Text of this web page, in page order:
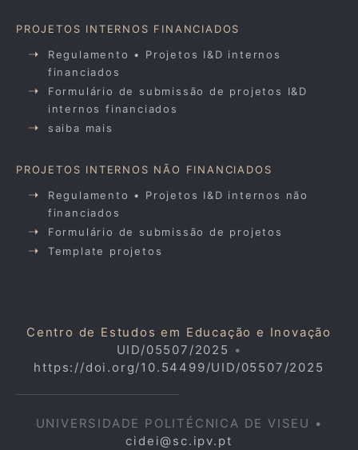
PROJETOS INTERNOS FINANCIADOS
Regulamento • Projetos I&D internos
financiados
Formulário de submissão de projetos I&D
internos financiados
saiba mais
PROJETOS INTERNOS NÃO FINANCIADOS
Regulamento • Projetos I&D internos não
financiados
Formulário de submissão de projetos
Template projetos
Centro de Estudos em Educação e Inovação
UID/05507/2025 •
https://doi.org/10.54499/UID/05507/2025
UNIVERSIDADE POLITÉCNICA DE VISEU •
cidei@sc.ipv.pt